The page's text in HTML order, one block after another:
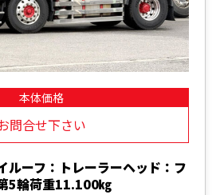
本体価格
問合せ下さい
ルーフ：トレーラーヘッド：フ
5輪荷重11.100㎏